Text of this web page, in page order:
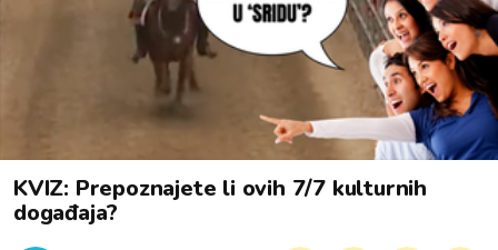
KVIZ: Prepoznajete li ovih 7/7 kulturnih
događaja?